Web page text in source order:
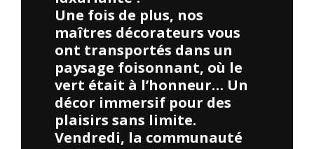
Une fois de plus, nos
maîtres décorateurs vous
ont transportés dans un
paysage foisonnant, où le
vert était à l’honneur… Un
décor immersif pour des
plaisirs sans limite.
Vendredi, la communauté